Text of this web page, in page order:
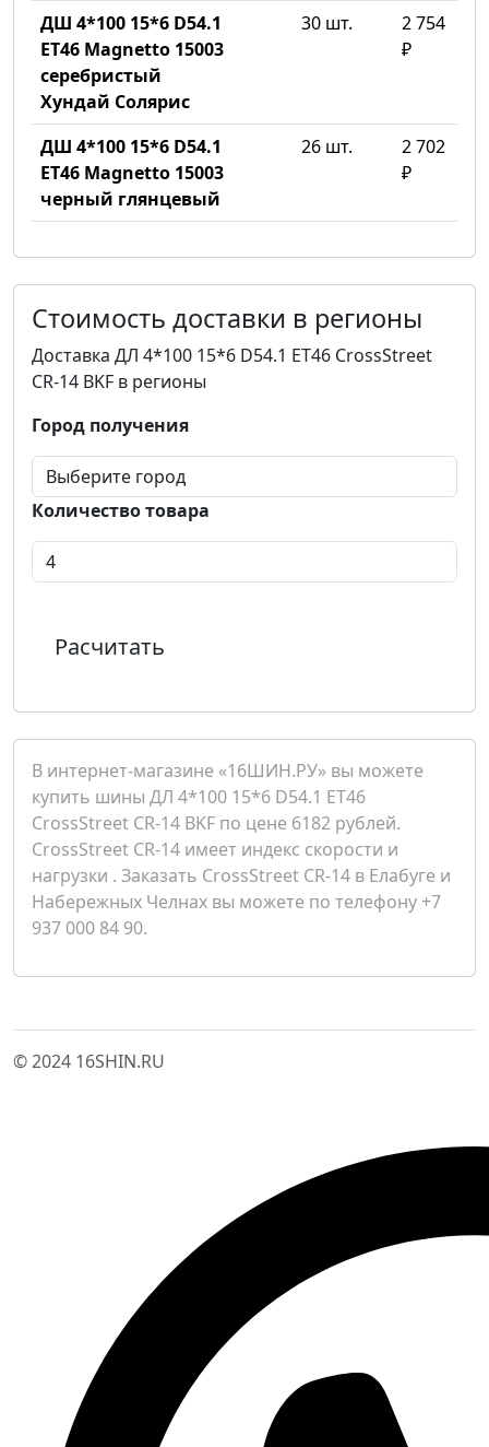
ДШ 4*100 15*6 D54.1
ET46 Magnetto 15003
серебристый
Хундай Солярис
30 шт.
2 754
₽
ДШ 4*100 15*6 D54.1
ET46 Magnetto 15003
черный глянцевый
26 шт.
2 702
₽
Стоимость доставки в регионы
Доставка ДЛ 4*100 15*6 D54.1 ET46 CrossStreet
CR-14 BKF в регионы
Город получения
Количество товара
Расчитать
В интернет-магазине «16ШИН.РУ» вы можете
купить шины ДЛ 4*100 15*6 D54.1 ET46
CrossStreet CR-14 BKF по цене 6182 рублей.
CrossStreet CR-14 имеет индекс скорости и
нагрузки . Заказать CrossStreet CR-14 в Елабуге и
Набережных Челнах вы можете по телефону +7
937 000 84 90.
© 2024 16SHIN.RU